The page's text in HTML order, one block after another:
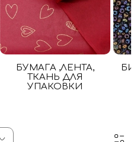
БУМАГА ,ЛЕНТА,
ТКАНЬ ДЛЯ
УПАКОВКИ